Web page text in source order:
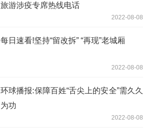
旅游涉疫专席热线电话
2022-08-08
每日速看!坚持“留改拆” “再现”老城厢
2022-08-08
环球播报:保障百姓“舌尖上的安全”需久久
为功
2022-08-08